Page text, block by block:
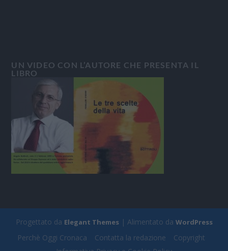
UN VIDEO CON L’AUTORE CHE PRESENTA IL
LIBRO
Progettato da Elegant Themes| Alimentato da WordPress
Perchè Oggi Cronaca Contatta la redazione
Copyright